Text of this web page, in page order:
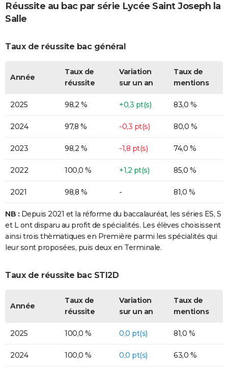
Réussite au bac par série Lycée Saint Joseph la
Salle
Taux de réussite bac général
Année
Taux de
réussite
Variation
sur un an
Taux de
mentions
2025 98,2 % +0,3 pt(s) 83,0 %
2024 97,8 % -0,3 pt(s) 80,0 %
2023 98,2 % -1,8 pt(s) 74,0 %
2022 100,0 % +1,2 pt(s) 85,0 %
2021 98,8 % - 81,0 %
NB : Depuis 2021 et la réforme du baccalauréat, les séries ES, S
et L ont disparu au profit de spécialités. Les élèves choisissent
ainsi trois thèmatiques en Première parmi les spécialités qui
leur sont proposées, puis deux en Terminale.
Taux de réussite bac STI2D
Année
Taux de
réussite
Variation
sur un an
Taux de
mentions
2025 100,0 % 0,0 pt(s) 81,0 %
2024 100,0 % 0,0 pt(s) 63,0 %